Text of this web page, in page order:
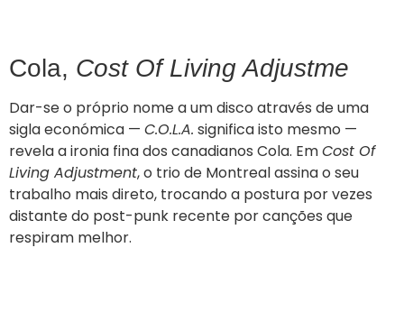
Cola, Cost Of Living Adjustme
Dar-se o próprio nome a um disco através de uma
sigla económica — C.O.L.A. significa isto mesmo —
revela a ironia fina dos canadianos Cola. EmCost Of
Living Adjustment, o trio de Montreal assina o seu
trabalho mais direto, trocando a postura por vezes
distante do post-punk recente por canções que
respiram melhor.